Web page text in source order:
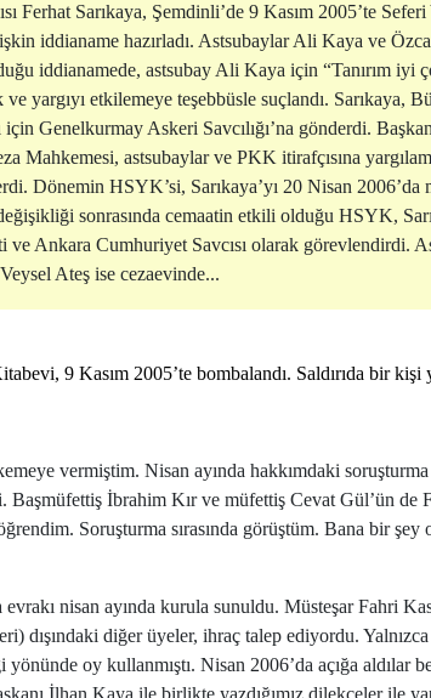
Ferhat Sarıkaya, Şemdinli’de 9 Kasım 2005’te
iddianame hazırladı. Astsubaylar Ali Kaya ve
iddianamede, astsubay Ali Kaya için “Tanırım iyi
yargıyı etkilemeye teşebbüsle suçlandı. Sarıkaya,
için Genelkurmay Askeri Savcılığı’na gönderdi.
Mahkemesi, astsubaylar ve PKK itirafçısına
Dönemin HSYK’si, Sarıkaya’yı 20 Nisan 2006’da
sonrasında cemaatin etkili olduğu HSYK,
ve Ankara Cumhuriyet Savcısı olarak görevlendirdi.
Ateş ise cezaevinde...
9 Kasım 2005’te bombalandı. Saldırıda bir kişi
vermiştim. Nisan ayında hakkımdaki
İbrahim Kır ve müfettiş Cevat Gül’ün de
Soruşturma sırasında görüştüm. Bana bir şey
evrakı nisan ayında kurula sunuldu. Müsteşar Fahri
dışındaki diğer üyeler, ihraç talep ediyordu.
yönünde oy kullanmıştı. Nisan 2006’da açığa aldılar